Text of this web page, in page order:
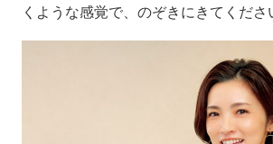
くような感覚で、のぞきにきてくださ